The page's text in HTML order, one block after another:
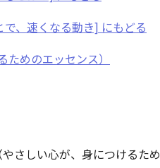
、速くなる動き] にもどる
めのエッセンス）
（やさしい心が、身につけるた